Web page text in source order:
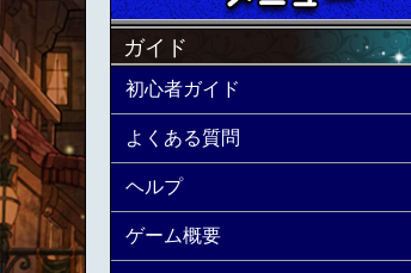
ガイド
初心者ガイド
よくある質問
ヘルプ
ゲーム概要